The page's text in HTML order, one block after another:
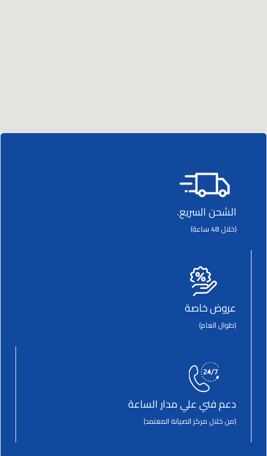
الشحن السريع.
(خلال 48 ساعة)
عروض خاصة
(طوال العام)
دعم فني علي مدار الساعة
(من خلال مركز الصيانة المعتمد)